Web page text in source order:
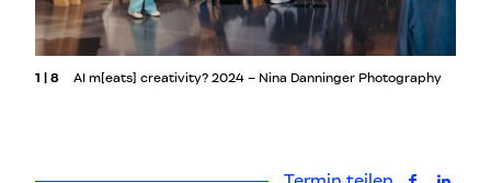
1 | 8 AI m[eats] creativity? 2024 – Nina Danninger Photography